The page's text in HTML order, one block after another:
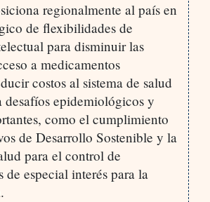
regionalmente al país en
de flexibilidades de
para disminuir las
a medicamentos
costos al sistema de salud
desafíos epidemiológicos y
como el cumplimiento
de Desarrollo Sostenible y la
para el control de
de especial interés para la